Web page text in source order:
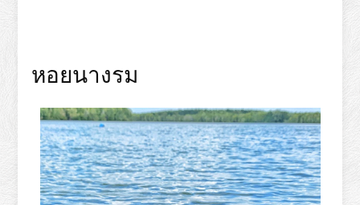
หอยนางรม